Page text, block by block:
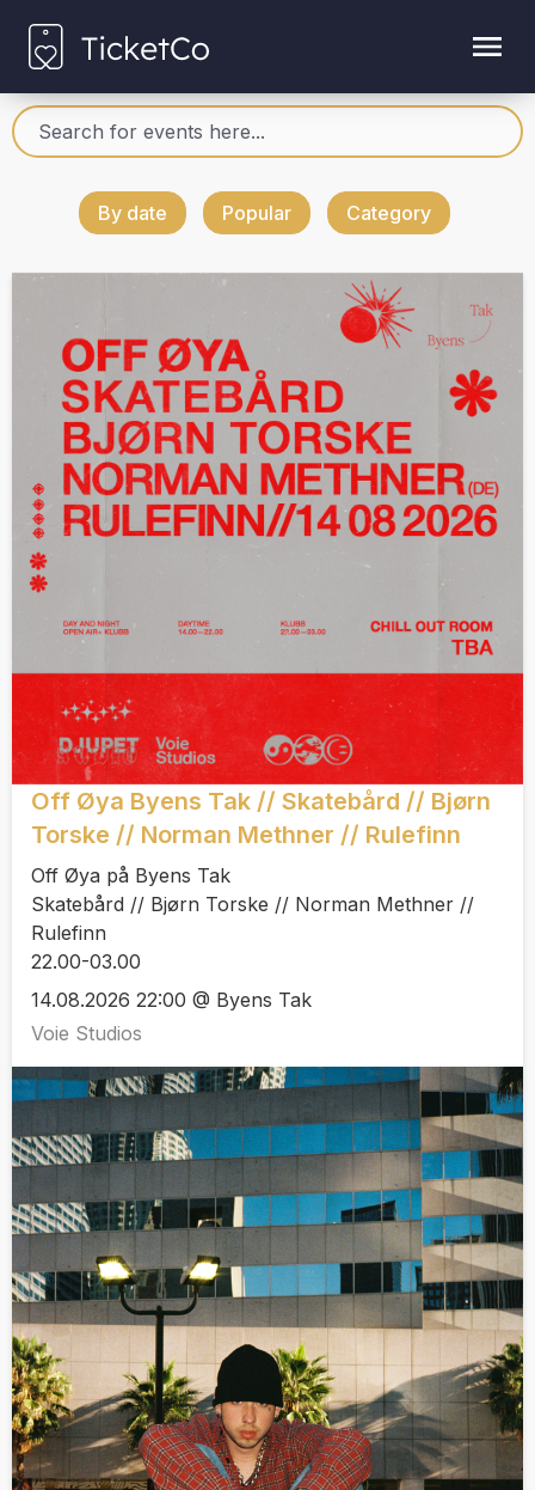
By date Popular Category
Off Øya Byens Tak // Skatebård // Bjørn
Torske // Norman Methner // Rulefinn
Off Øya på Byens Tak
Skatebård // Bjørn Torske // Norman Methner //
Rulefinn
22.00-03.00
14.08.2026 22:00 @ Byens Tak
Voie Studios